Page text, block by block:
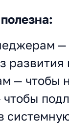
—
— чтобы